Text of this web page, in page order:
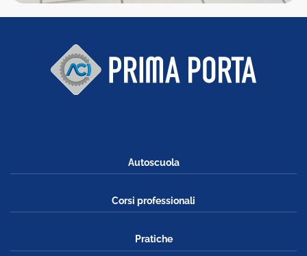
Autoscuola
Corsi professionali
Pratiche